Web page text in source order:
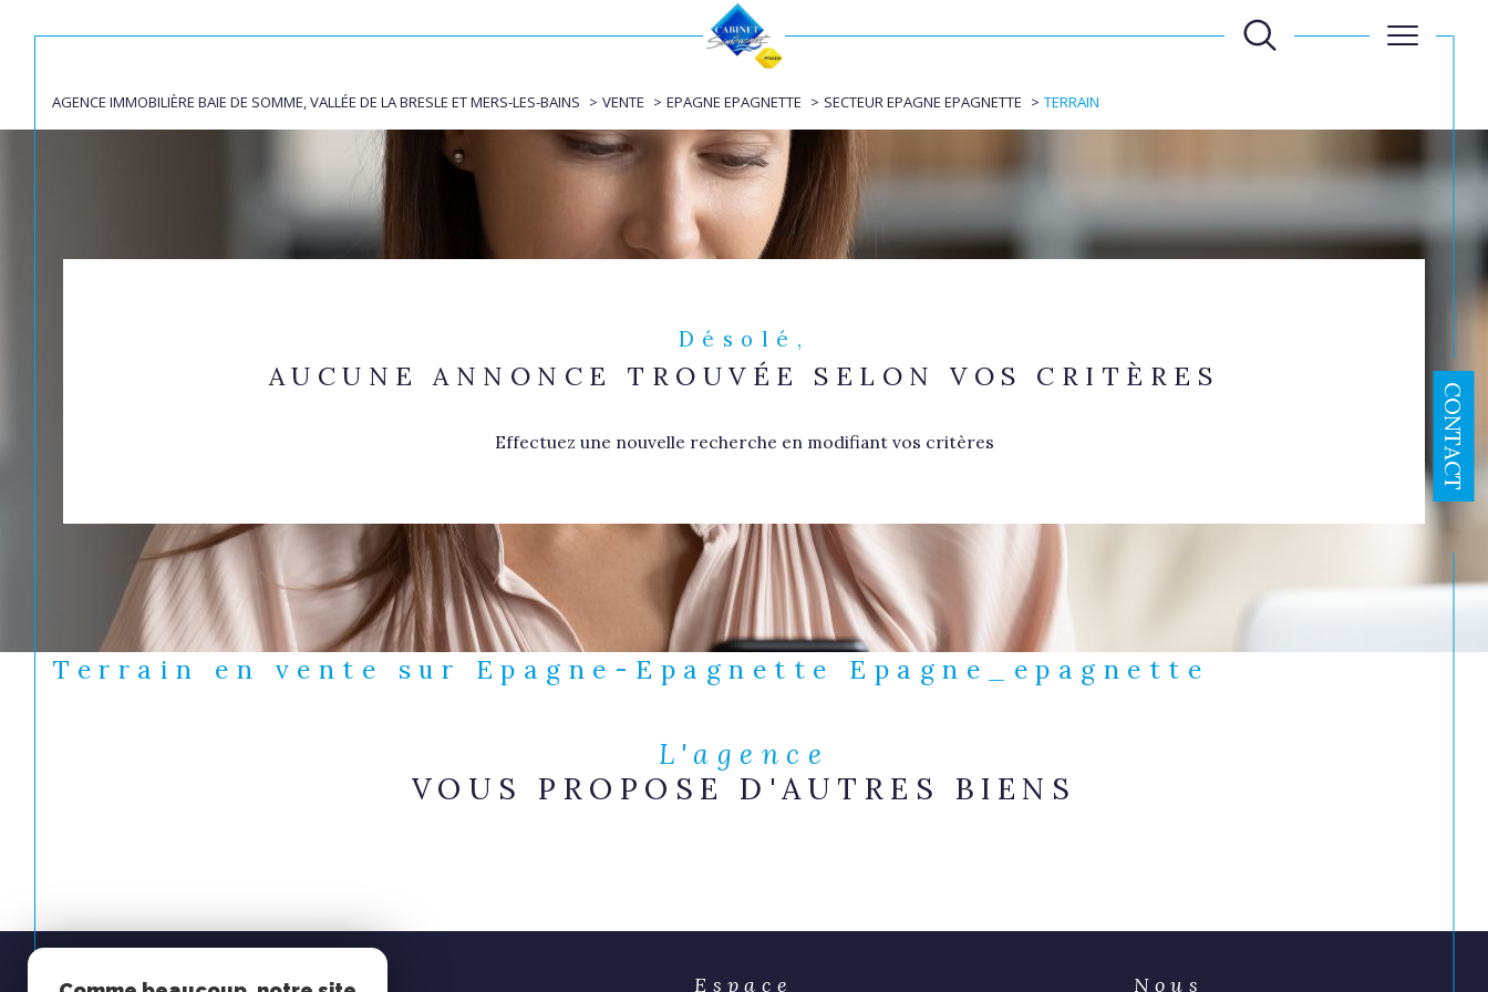
CONTACT
de l'ancien
du neuf
Louer
à l'année
de l'immo pro
Estimer
TYPE DE BIEN BUDGET
annonces
Terrain 80580 - Épagne-Épagnette
Réinitialiser les
AGENCE IMMOBILIÈRE BAIE DE SOMME, VALLÉE DE LA BRESLE ET MERS-LES-BAINS VENTE EPAGNE EPAGNETTE SECTEUR EPAGNE EPAGNETTE TERRAIN
Désolé,
AUCUNE ANNONCE TROUVÉE SELON VOS CRITÈRES
Effectuez une nouvelle recherche en modifiant vos critères
Terrain en vente sur Epagne-Epagnette Epagne_epagnette
L'agence
VOUS PROPOSE D'AUTRES BIENS
Espace Espace Nous